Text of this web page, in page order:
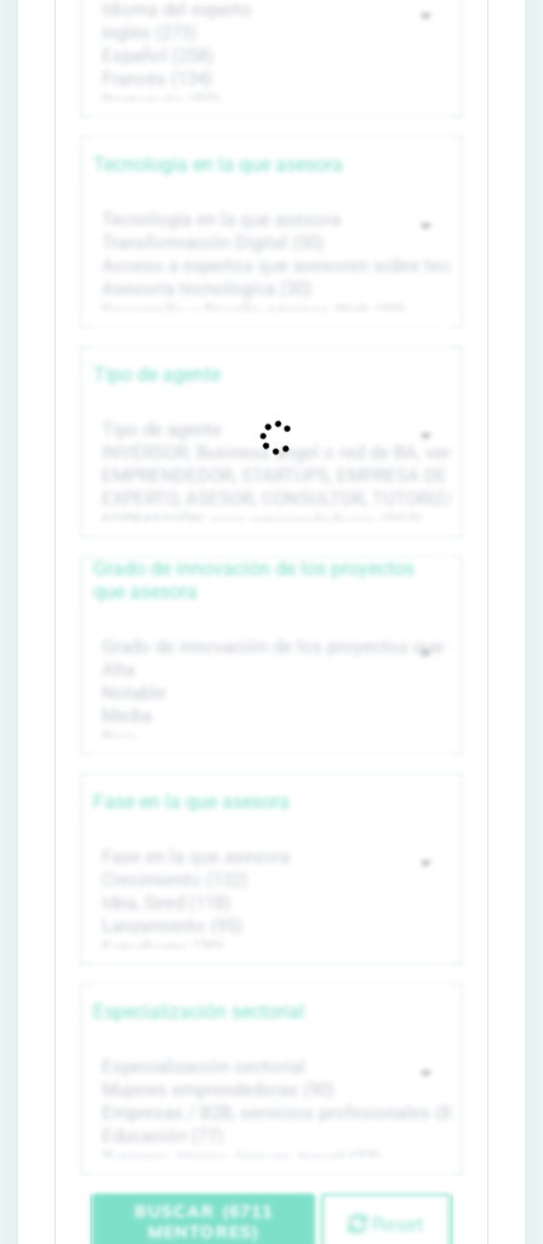
Tecnología en la que asesora
Tipo de agente
Grado de innovación de los proyectos
que asesora
Fase en la que asesora
Especialización sectorial
BUSCAR (6711
MENTORES)
Reset